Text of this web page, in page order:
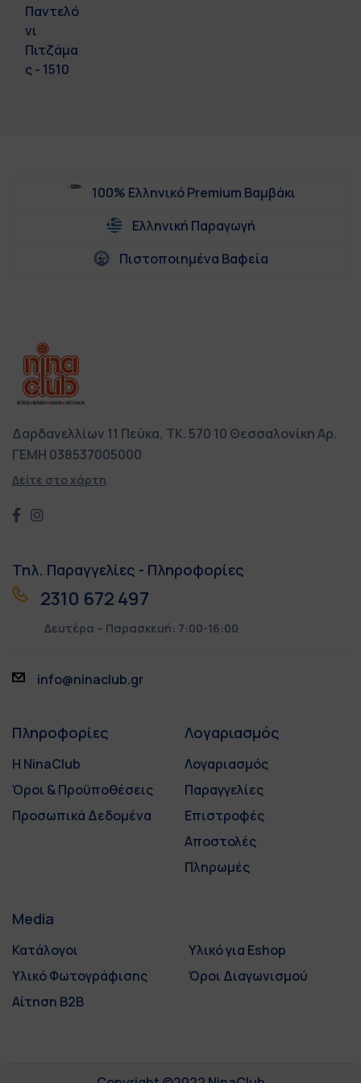
Παντελό
νι
Πιτζάμα
ς - 1510
100% Ελληνικό Premium Βαμβάκι
Ελληνική Παραγωγή
Πιστοποιημένα Βαφεία
Δαρδανελλίων 11 Πεύκα, ΤΚ. 570 10 ΘεσσαλονίκηΑρ.
ΓΕΜΗ 038537005000
Δείτε στο χάρτη
Τηλ. Παραγγελίες - Πληροφορίες
2310 672 497
Δευτέρα – Παρασκευή: 7:00-16:00
info@ninaclub.gr
Πληροφορίες
Η NinaClub
Όροι & Προϋποθέσεις
Προσωπικά Δεδομένα
Λογαριασμός
Λογαριασμός
Παραγγελίες
Επιστροφές
Αποστολές
Πληρωμές
Media
Κατάλογοι
Υλικό για Eshop
Υλικό Φωτογράφισης
Όροι Διαγωνισμού
Αίτηση B2B